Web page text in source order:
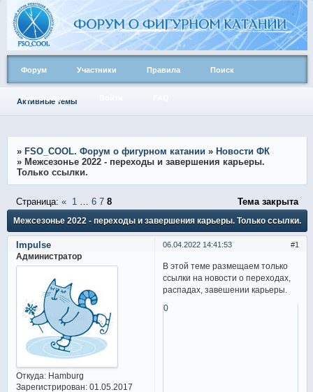
Форум Участники Правила Поиск
Активные темы
» FSO_COOL. Форум о фигурном катании » Новости ФК
» Межсезонье 2022 - переходы и завершения карьеры.
Только ссылки.
Межсезонье 2022 - переходы и завершения карьеры. Только ссылки.
Страница: « 1 6 7 8 Тема закрыта
1
06.04.2022 14:41:53
Impulse
Администратор
Откуда:Hamburg
Зарегистрирован: 01.05.2017
В этой теме размещаем только
ссылки на новости о переходах,
распадах, завешении карьеры.
0